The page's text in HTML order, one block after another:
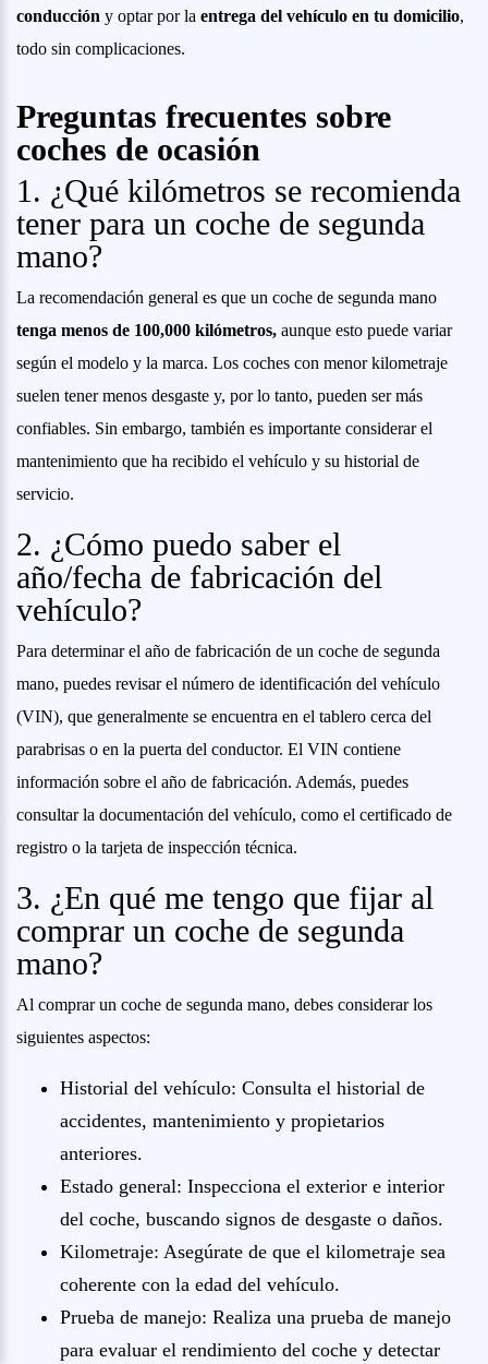
conducción y optar por la entrega del vehículo en tu domicilio,
todo sin complicaciones.
Preguntas frecuentes sobre
coches de ocasión
1. ¿Qué kilómetros se recomienda
tener para un coche de segunda
mano?
La recomendación general es que un coche de segunda mano
tenga menos de 100,000 kilómetros, aunque esto puede variar
según el modelo y la marca. Los coches con menor kilometraje
suelen tener menos desgaste y, por lo tanto, pueden ser más
confiables. Sin embargo, también es importante considerar el
mantenimiento que ha recibido el vehículo y su historial de
servicio.
2. ¿Cómo puedo saber el
año/fecha de fabricación del
vehículo?
Para determinar el año de fabricación de un coche de segunda
mano, puedes revisar el número de identificación del vehículo
(VIN), que generalmente se encuentra en el tablero cerca del
parabrisas o en la puerta del conductor. El VIN contiene
información sobre el año de fabricación. Además, puedes
consultar la documentación del vehículo, como el certificado de
registro o la tarjeta de inspección técnica.
3. ¿En qué me tengo que fijar al
comprar un coche de segunda
mano?
Al comprar un coche de segunda mano, debes considerar los
siguientes aspectos:
Historial del vehículo: Consulta el historial de
accidentes, mantenimiento y propietarios
anteriores.
Estado general: Inspecciona el exterior e interior
del coche, buscando signos de desgaste o daños.
Kilometraje: Asegúrate de que el kilometraje sea
coherente con la edad del vehículo.
Prueba de manejo: Realiza una prueba de manejo
para evaluar el rendimiento del coche y detectar